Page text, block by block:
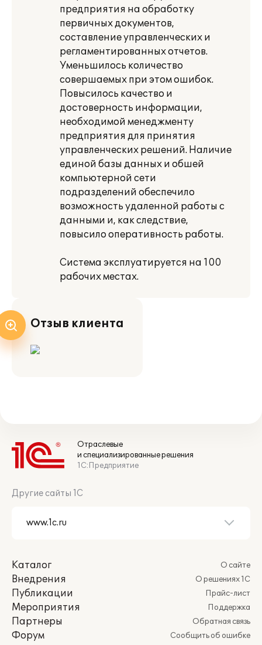
предприятия на обработку
первичных документов,
составление управленческих и
регламентированных отчетов.
Уменьшилось количество
совершаемых при этом ошибок.
Повысилось качество и
достоверность информации,
необходимой менеджменту
предприятия для принятия
управленческих решений. Наличие
единой базы данных и обшей
компьютерной сети
подразделений обеспечило
возможность удаленной работы с
данными и, как следствие,
повысило оперативность работы.
Система эксплуатируется на 100
рабочих местах.
Отзыв клиента
Отраслевые
и специализированные решения
1С:Предприятие
Другие сайты 1С
Каталог
Внедрения
Публикации
Мероприятия
Партнеры
Форум
О сайте
О решениях 1С
Прайс-лист
Поддержка
Обратная связь
Сообщить об ошибке